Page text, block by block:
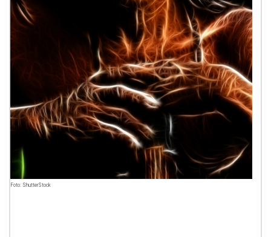
Foto: ShutterStock